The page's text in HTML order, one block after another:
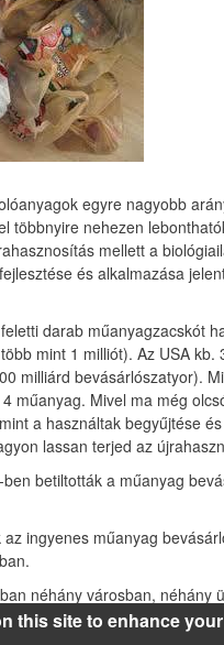
egyre nagyobb
többnyire nehezen
mellett a
és alkalmazása
darab műanyagzacskót
mint 1 milliót). Az USA kb.
milliárd bevásárlószatyor).
műanyag. Mivel ma még
a használtak begyűjtése és
lassan terjed az
betiltották a műanyag
ingyenes műanyag
néhány városban, néhány
bevásárlószatyrot.
this site to enhance